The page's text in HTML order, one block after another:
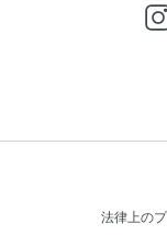
法律上の